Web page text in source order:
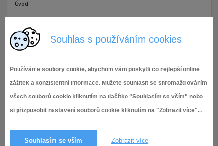
Souhlas s používáním cookies
Používáme soubory cookie, abychom vám poskytli co nejlepší online
zážitek a konzistentní informace. Můžete souhlasit se shromažďováním
všech souborů cookie kliknutím na tlačítko "Souhlasím se vším" nebo
si přizpůsobit nastavení souborů cookie kliknutím na "Zobrazit více"...
Souhlasím se vším Zobrazit více
Úvod
p.č.4076 k.ú. Tuřany - obecné podmínky